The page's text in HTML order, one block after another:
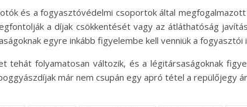
és a fogyasztóvédelmi csoportok által
a díjak csökkentését vagy az átláthatóság
egyre inkább figyelembe kell venniük a
tehát folyamatosan változik, és a légitársaságoknak
már nem csupán egy apró tétel a repülőjegy